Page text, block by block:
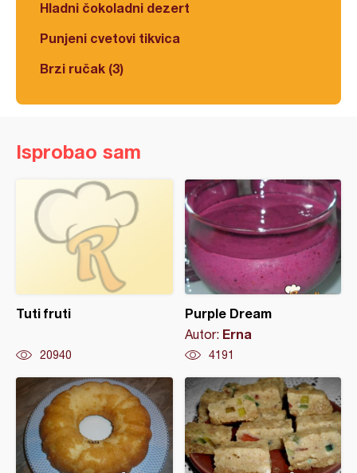
Hladni čokoladni dezert
Punjeni cvetovi tikvica
Brzi ručak (3)
Isprobao sam
Tuti fruti
20940
Purple Dream
Autor: Erna
4191